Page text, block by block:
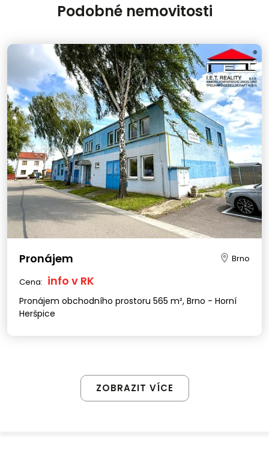
Podobné nemovitosti
Pronájem Brno
Cena: info v RK
Pronájem obchodního prostoru 565 m², Brno - Horní
Heršpice
ZOBRAZIT VÍCE